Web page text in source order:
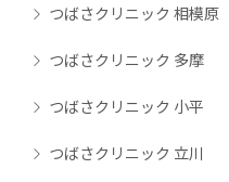
つばさクリニック 相模原
つばさクリニック 多摩
つばさクリニック 小平
つばさクリニック 立川